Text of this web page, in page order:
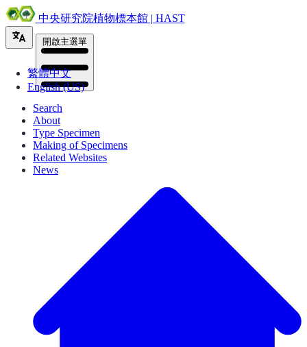
中央研究院植物標本館 | HAST
繁體中文
English (US)
開啟主選單
Search
About
Type Specimen
Making of Specimens
Related Websites
News